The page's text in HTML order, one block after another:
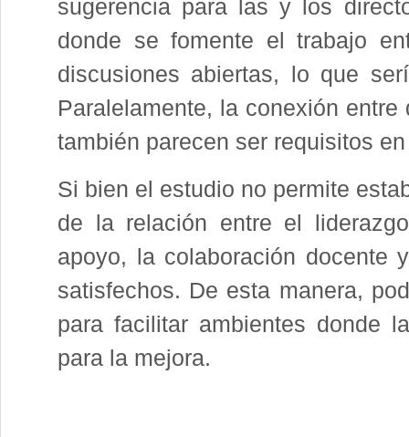
sugerencia para las y los
donde se fomente el trabajo
discusiones abiertas, lo que
Paralelamente, la conexión
también parecen ser requisitos
Si bien el estudio no permite
de la relación entre el
apoyo, la colaboración docente
satisfechos. De esta manera,
para facilitar ambientes donde
para la mejora.